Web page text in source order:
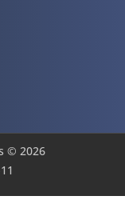
© 2026